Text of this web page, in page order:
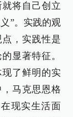
将自己创立
”。实践的观
，实践性是
显著特征。
了鲜明的实
马克思恩格
现实生活面